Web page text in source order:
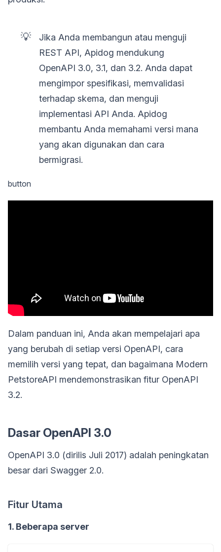
💡
Jika Anda membangun atau menguji
REST API, Apidog mendukung
OpenAPI 3.0, 3.1, dan 3.2. Anda dapat
mengimpor spesifikasi, memvalidasi
terhadap skema, dan menguji
implementasi API Anda. Apidog
membantu Anda memahami versi mana
yang akan digunakan dan cara
bermigrasi.
button
Dalam panduan ini, Anda akan mempelajari apa
yang berubah di setiap versi OpenAPI, cara
memilih versi yang tepat, dan bagaimana Modern
PetstoreAPI mendemonstrasikan fitur OpenAPI
3.2.
Dasar OpenAPI 3.0
OpenAPI 3.0 (dirilis Juli 2017) adalah peningkatan
besar dari Swagger 2.0.
Fitur Utama
1. Beberapa server